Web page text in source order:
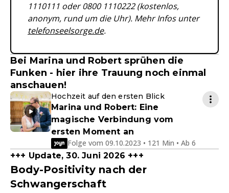
1110111 oder 0800 1110222 (kostenlos,
anonym, rund um die Uhr). Mehr Infos unter
telefonseelsorge.de.
Bei Marina und Robert sprühen die
Funken - hier ihre Trauung noch einmal
anschauen!
Hochzeit auf den ersten Blick
Marina und Robert: Eine
magische Verbindung vom
ersten Moment an
Folge vom 09.10.2023 • 121 Min • Ab 6
+++ Update, 30. Juni 2026 +++
Body-Positivity nach der
Schwangerschaft